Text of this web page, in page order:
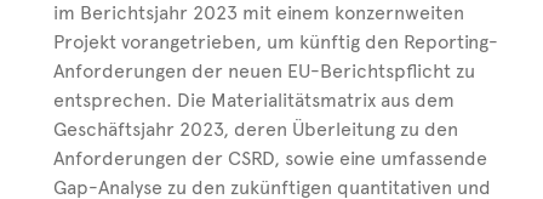
im Berichtsjahr 2023 mit einem konzernweiten
Projekt vorangetrieben, um künftig den Reporting-
Anforderungen der neuen EU-Berichtspflicht zu
entsprechen. Die Materialitätsmatrix aus dem
Geschäftsjahr 2023, deren Überleitung zu den
Anforderungen der CSRD, sowie eine umfassende
Gap-Analyse zu den zukünftigen quantitativen und